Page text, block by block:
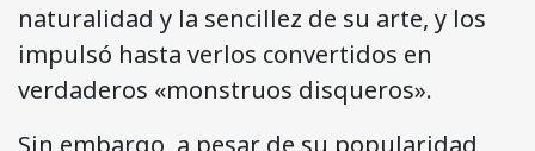
naturalidad y la sencillez de su arte, y los
impulsó hasta verlos convertidos en
verdaderos «monstruos disqueros».
Sin embargo, a pesar de su popularidad,